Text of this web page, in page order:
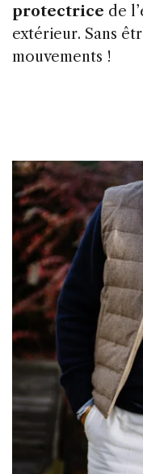
protectrice de
extérieur. Sans
mouvements !